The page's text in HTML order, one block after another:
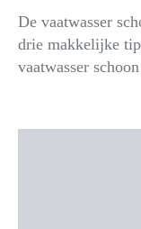
De vaatwasser
drie makkelijke
vaatwasser